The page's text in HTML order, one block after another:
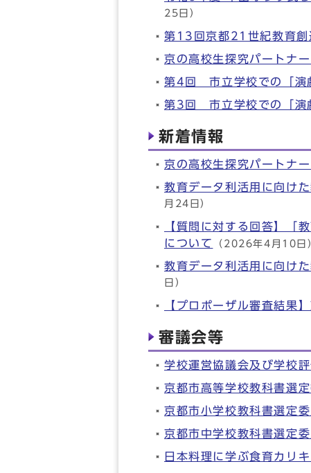
25日）
第13回京都21世紀教育創
京の高校生探究パートナ
第4回 市立学校での「演
第3回 市立学校での「演
新着情報
京の高校生探究パートナ
教育データ利活用に向け
月24日）
【質問に対する回答】「
について
（2026年4月10日
教育データ利活用に向け
日）
【プロポーザル審査結果
審議会等
学校運営協議会及び学校
京都市高等学校教科書選
京都市小学校教科書選定
京都市中学校教科書選定
日本料理に学ぶ食育カリ